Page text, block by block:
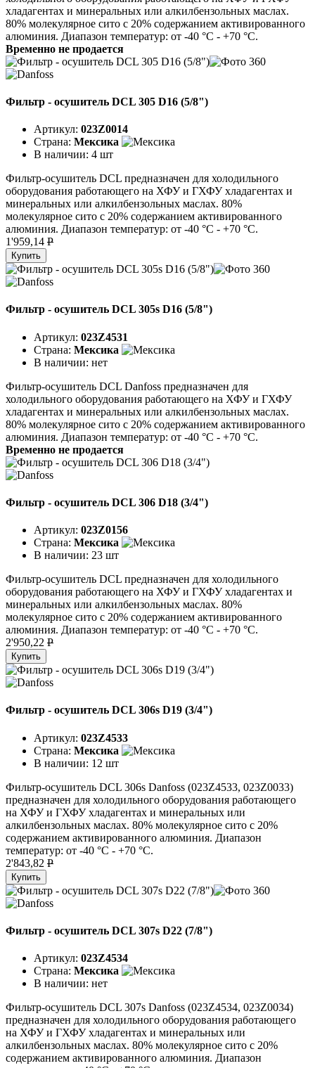
хладагентах и минеральных или алкилбензольных маслах.
80% молекулярное сито с 20% содержанием активированного
алюминия. Диапазон температур: от -40 °C - +70 °C.
Временно не продается
Фильтр - осушитель DCL 305 D16 (5/8")
Артикул: 023Z0014
Страна: Мексика
В наличии: 4 шт
Фильтр-осушитель DCL предназначен для холодильного
оборудования работающего на ХФУ и ГХФУ хладагентах и
минеральных или алкилбензольных маслах. 80%
молекулярное сито с 20% содержанием активированного
алюминия. Диапазон температур: от -40 °C - +70 °C.
1'959,14 P
Купить
Фильтр - осушитель DCL 305s D16 (5/8")
Артикул: 023Z4531
Страна: Мексика
В наличии: нет
Фильтр-осушитель DCL Danfoss предназначен для
холодильного оборудования работающего на ХФУ и ГХФУ
хладагентах и минеральных или алкилбензольных маслах.
80% молекулярное сито с 20% содержанием активированного
алюминия. Диапазон температур: от -40 °C - +70 °C.
Временно не продается
Фильтр - осушитель DCL 306 D18 (3/4")
Артикул: 023Z0156
Страна: Мексика
В наличии: 23 шт
Фильтр-осушитель DCL предназначен для холодильного
оборудования работающего на ХФУ и ГХФУ хладагентах и
минеральных или алкилбензольных маслах. 80%
молекулярное сито с 20% содержанием активированного
алюминия. Диапазон температур: от -40 °C - +70 °C.
2'950,22 P
Купить
Фильтр - осушитель DCL 306s D19 (3/4")
Артикул: 023Z4533
Страна: Мексика
В наличии: 12 шт
Фильтр-осушитель DCL 306s Danfoss (023Z4533, 023Z0033)
предназначен для холодильного оборудования работающего
на ХФУ и ГХФУ хладагентах и минеральных или
алкилбензольных маслах. 80% молекулярное сито с 20%
содержанием активированного алюминия. Диапазон
температур: от -40 °C - +70 °C.
2'843,82 P
Купить
Фильтр - осушитель DCL 307s D22 (7/8")
Артикул: 023Z4534
Страна: Мексика
В наличии: нет
Фильтр-осушитель DCL 307s Danfoss (023Z4534, 023Z0034)
предназначен для холодильного оборудования работающего
на ХФУ и ГХФУ хладагентах и минеральных или
алкилбензольных маслах. 80% молекулярное сито с 20%
содержанием активированного алюминия. Диапазон